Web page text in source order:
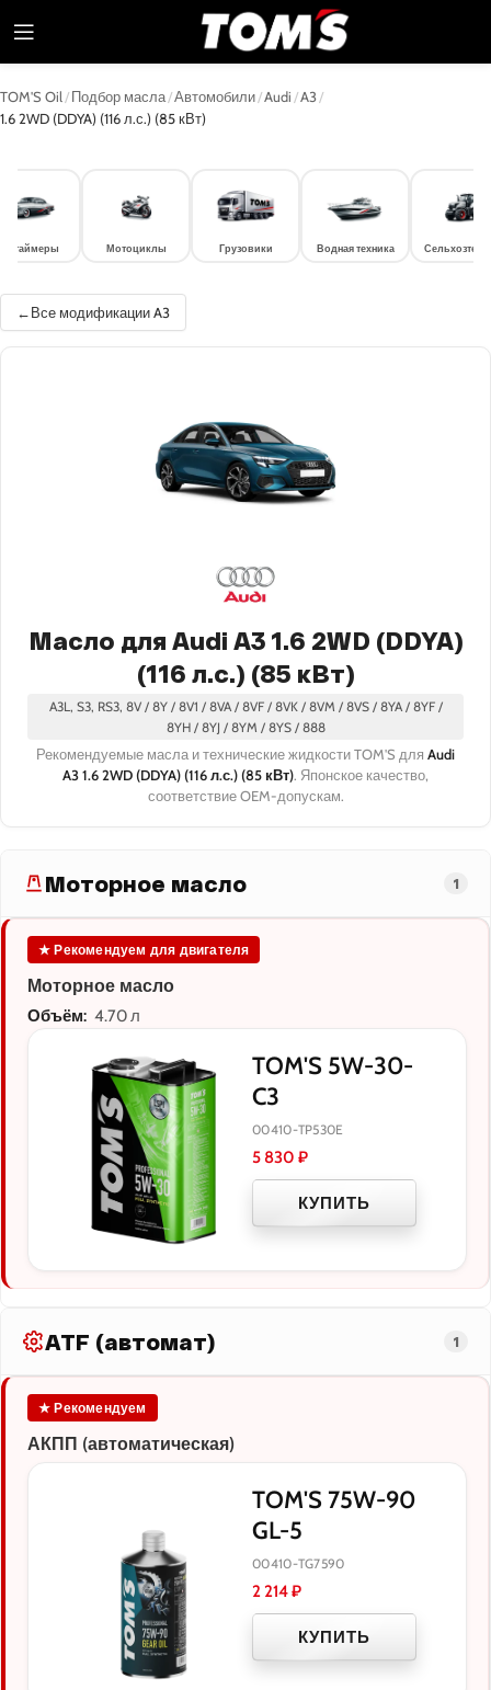
TOM'S Oil /Подбор масла/Автомобили/Audi /A3/
1.6 2WD (DDYA) (116 л.с.) (85 кВт)
Мотоциклы Грузовики Водная техника
Все модификации A3
Масло для Audi A3 1.6 2WD (DDYA)
(116 л.с.) (85 кВт)
A3L, S3, RS3, 8V / 8Y / 8V1 / 8VA / 8VF / 8VK / 8VM / 8VS / 8YA / 8YF /
8YH / 8YJ / 8YM / 8YS / 888
Рекомендуемые масла и технические жидкости TOM'S для Audi
A3 1.6 2WD (DDYA) (116 л.с.) (85 кВт). Японское качество,
соответствие OEM-допускам.
Моторное масло 1
★ Рекомендуем для двигателя
Моторное масло
Объём: 4.70 л
TOM'S 5W-30-
C3
00410-TP530E
5 830 ₽
КУПИТЬ
ATF (автомат) 1
★ Рекомендуем
АКПП (автоматическая)
TOM'S 75W-90
GL-5
00410-TG7590
2 214₽
КУПИТЬ